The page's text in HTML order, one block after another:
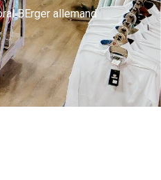
BErger allemand